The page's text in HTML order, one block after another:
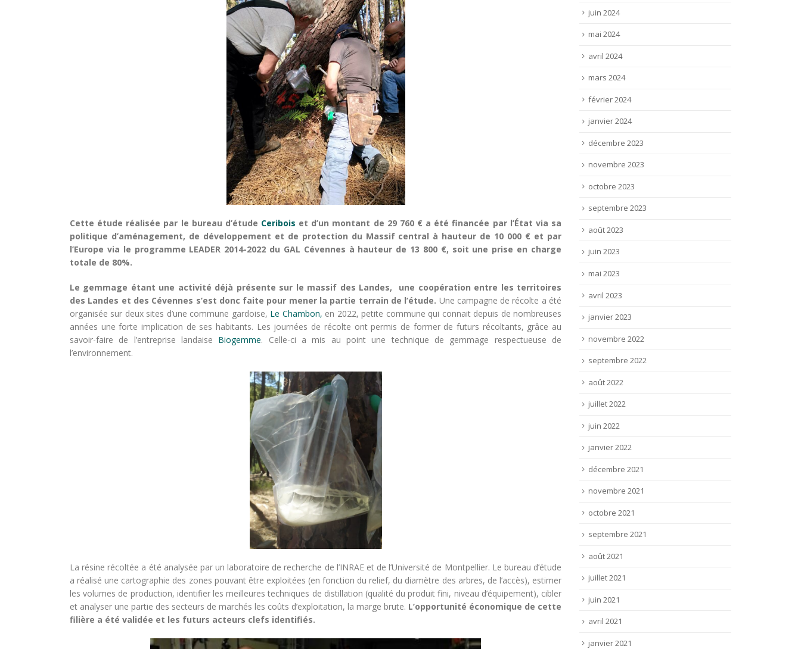
Cette étude réalisée par le bureau d’étude Ceribois et d’un montant de 29 760 € a été financée par l’État via sa
politique d’aménagement, de développement et de protection du Massif central à hauteur de 10 000 € et par
l’Europe via le programme LEADER 2014-2022 du GAL Cévennes à hauteur de 13 800 €, soit une prise en charge
totale de 80%.
Le gemmage étant une activité déjà présente sur le massif des Landes, une coopération entre les territoires
des Landes et des Cévennes s’est donc faite pour mener la partie terrain de l’étude. Une campagne de récolte a été
organisée sur deux sites d’une commune gardoise, Le Chambon, en 2022, petite commune qui connait depuis de nombreuses
années une forte implication de ses habitants. Les journées de récolte ont permis de former de futurs récoltants, grâce au
savoir-faire de l’entreprise landaise Biogemme. Celle-ci a mis au point une technique de gemmage respectueuse de
l’environnement.
La résine récoltée a été analysée par un laboratoire de recherche de l’INRAE et de l’Université de Montpellier. Le bureau d’étude
a réalisé une cartographie des zones pouvant être exploitées (en fonction du relief, du diamètre des arbres, de l’accès), estimer
les volumes de production, identifier les meilleures techniques de distillation (qualité du produit fini, niveau d’équipement), cibler
et analyser une partie des secteurs de marchés les coûts d’exploitation, la marge brute. L’opportunité économique de cette
filière a été validée et les futurs acteurs clefs identifiés.
juin 2024
mai 2024
avril 2024
mars 2024
février 2024
janvier 2024
décembre 2023
novembre 2023
octobre 2023
septembre 2023
août 2023
juin 2023
mai 2023
avril 2023
janvier 2023
novembre 2022
septembre 2022
août 2022
juillet 2022
juin 2022
janvier 2022
décembre 2021
novembre 2021
octobre 2021
septembre 2021
août 2021
juillet 2021
juin 2021
avril 2021
janvier 2021